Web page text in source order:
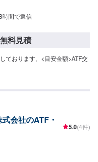
時間で返信
料見積
ております。<目安金額>ATF交
会社のATF・
5.0(4件)